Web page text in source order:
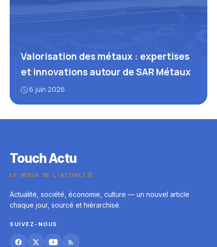
Valorisation des métaux : expertises
et innovations autour de SAR Métaux
6 juin 2026
Touch Actu
LE MÉDIA DE L'ACTUALITÉ
Actualité, société, économie, culture — un nouvel article
chaque jour, sourcé et hiérarchisé.
SUIVEZ-NOUS